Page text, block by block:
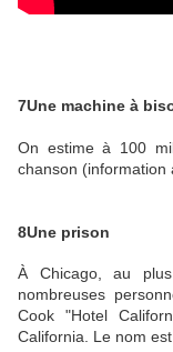
7Une machine à
On estime à 100
chanson (information
8Une prison
À Chicago, au
nombreuses
Cook "Hotel
California. Le nom